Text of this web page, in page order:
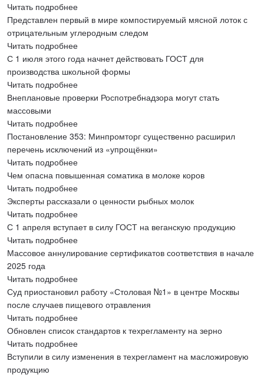
Читать подробнее
Представлен первый в мире компостируемый мясной лоток с
отрицательным углеродным следом
Читать подробнее
С 1 июля этого года начнет действовать ГОСТ для
производства школьной формы
Читать подробнее
Внеплановые проверки Роспотребнадзора могут стать
массовыми
Читать подробнее
Постановление 353: Минпромторг существенно расширил
перечень исключений из «упрощёнки»
Читать подробнее
Чем опасна повышенная соматика в молоке коров
Читать подробнее
Эксперты рассказали о ценности рыбных молок
Читать подробнее
С 1 апреля вступает в силу ГОСТ на веганскую продукцию
Читать подробнее
Массовое аннулирование сертификатов соответствия в начале
2025 года
Читать подробнее
Суд приостановил работу «Столовая №1» в центре Москвы
после случаев пищевого отравления
Читать подробнее
Обновлен список стандартов к техрегламенту на зерно
Читать подробнее
Вступили в силу изменения в техрегламент на масложировую
продукцию